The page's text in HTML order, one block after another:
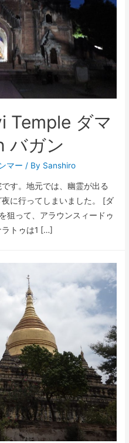
Temple ダマ
バガン
マー / By Sanshiro
す。地元では、幽霊が出る
に行ってしまいました。 [ダ
狙って、アラウンスィードゥ
ラトゥは1 […]